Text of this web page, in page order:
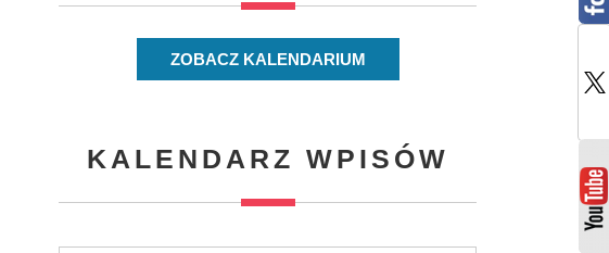
ZOBACZ KALENDARIUM
KALENDARZ WPISÓW